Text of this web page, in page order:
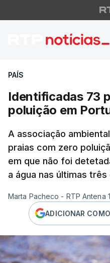
PAÍS
Identificadas 73
poluição em
A associação
praias com zero
em que não foi
a água nas últimas
Marta Pacheco - RTP Antena 1
ADICIONAR